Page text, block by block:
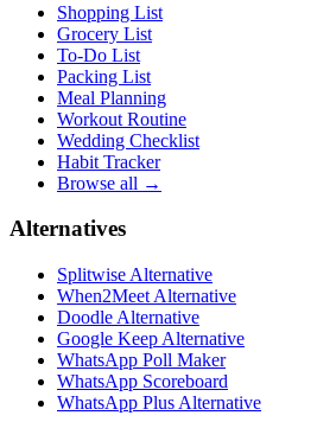
Shopping List
Grocery List
To-Do List
Packing List
Meal Planning
Workout Routine
Wedding Checklist
Habit Tracker
Browse all →
Alternatives
Splitwise Alternative
When2Meet Alternative
Doodle Alternative
Google Keep Alternative
WhatsApp Poll Maker
WhatsApp Scoreboard
WhatsApp Plus Alternative